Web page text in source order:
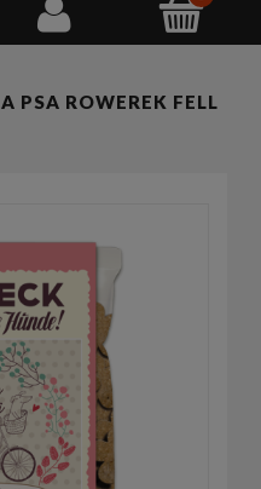
PSA ROWEREK FELL